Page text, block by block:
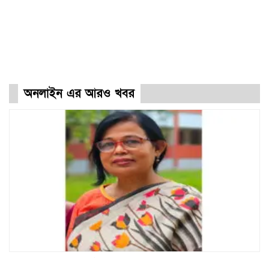
অনলাইন এর আরও খবর